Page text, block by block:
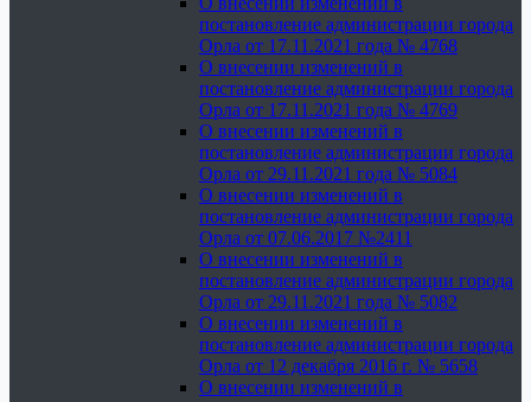
постановление администрации города
Орла от 17.11.2021 года № 4768
О внесении изменений в
постановление администрации города
Орла от 17.11.2021 года № 4769
О внесении изменений в
постановление администрации города
Орла от 29.11.2021 года № 5084
О внесении изменений в
постановление администрации города
Орла от 07.06.2017 №2411
О внесении изменений в
постановление администрации города
Орла от 29.11.2021 года № 5082
О внесении изменений в
постановление администрации города
Орла от 12 декабря 2016 г. № 5658
О внесении изменений в